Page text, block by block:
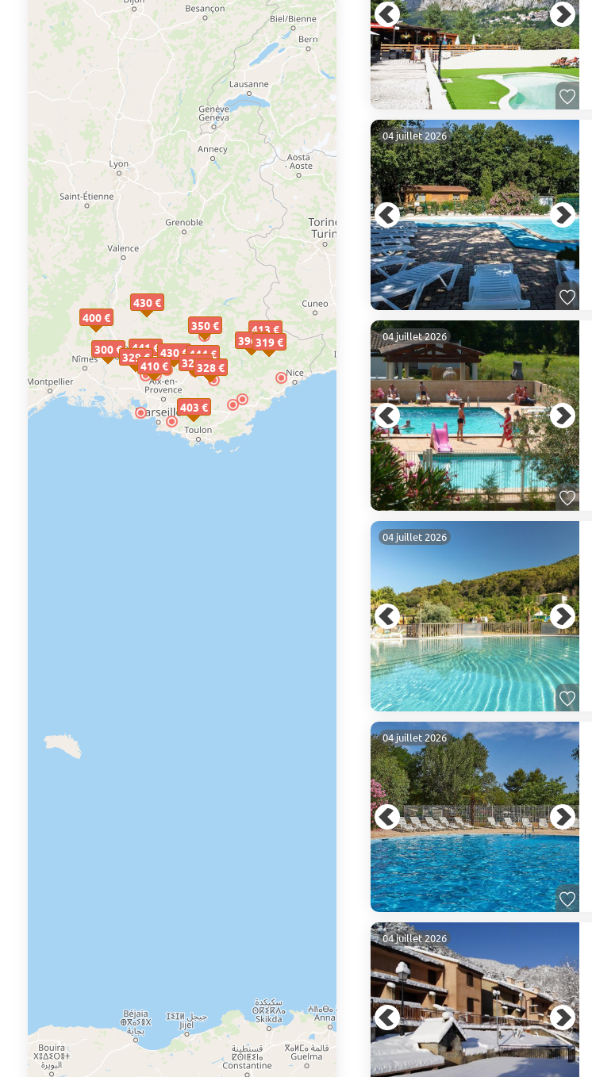
300 €
319 €
325 €328 €
329 €
350 €
396 €
400 €
403 €
410 €
413 €
430 €
430 €
441 € 444 €
04 juillet 2026
04 juillet 2026
04 juillet 2026
04 juillet 2026
04 juillet 2026